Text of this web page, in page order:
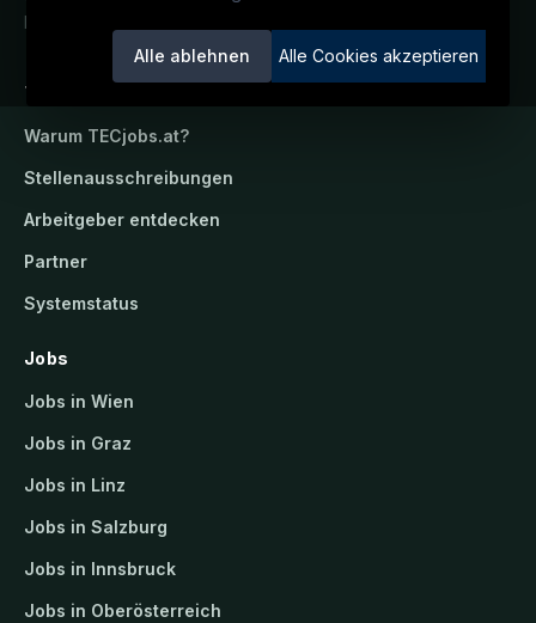
Alle ablehnen Alle Cookies akzeptieren
Ein Service der candidatis GmbH.
TECjobs.at
Warum TECjobs.at?
Stellenausschreibungen
Arbeitgeber entdecken
Partner
Systemstatus
Jobs
Jobs in Wien
Jobs in Graz
Jobs in Linz
Jobs in Salzburg
Jobs in Innsbruck
Jobs in Oberösterreich